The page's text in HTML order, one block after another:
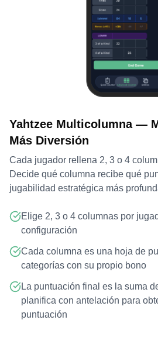
Yahtzee Multicolumna —
Más Diversión
Cada jugador rellena 2, 3 o 4
Decide qué columna recibe qué
jugabilidad estratégica más
Elige 2, 3 o 4 columnas por
configuración
Cada columna es una hoja de
categorías con su propio bono
La puntuación final es la suma
planifica con antelación para
puntuación